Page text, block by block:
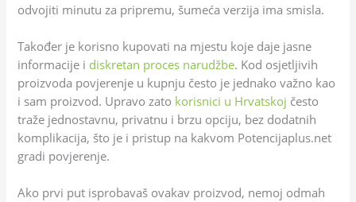
odvojiti minutu za pripremu, šumeća verzija ima smisla.
Također je korisno kupovati na mjestu koje daje jasne
informacije i diskretan proces narudžbe. Kod osjetljivih
proizvoda povjerenje u kupnju često je jednako važno kao
i sam proizvod. Upravo zato korisnici u Hrvatskoj često
traže jednostavnu, privatnu i brzu opciju, bez dodatnih
komplikacija, što je i pristup na kakvom Potencijaplus.net
gradi povjerenje.
Ako prvi put isprobavaš ovakav proizvod, nemoj odmah